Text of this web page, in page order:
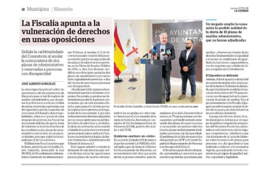
Empresas
Mapa de Mazarrón
Vídeos
Galerías
Contacto